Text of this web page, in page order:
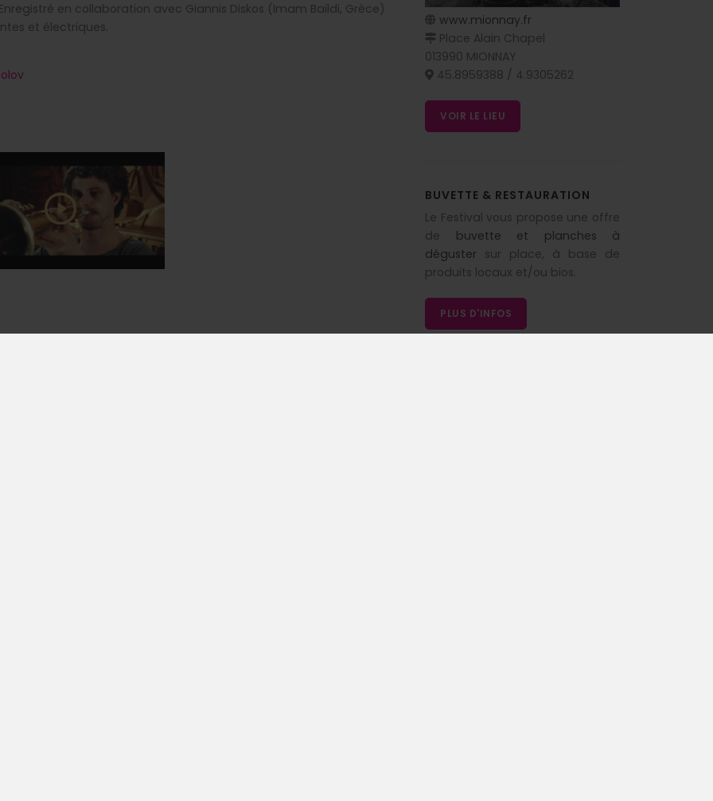
en collaboration avec Giannis Diskos (Imam Baïldi, Grèce)
et électriques.
www.mionnay.fr
Place Alain Chapel
013990 MIONNAY
45.8959388 / 4.9305262
VOIR LE LIEU
BUVETTE & RESTAURATION
Le Festival vous propose une offre
de buvette et planches à
déguster sur place, à base de
produits locaux et/ou bios.
PLUS D'INFOS